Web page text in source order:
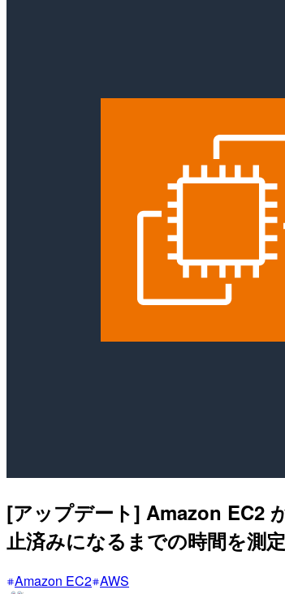
[アップデート] Amazon EC2
止済みになるまでの時間を測
Amazon EC2 AWS